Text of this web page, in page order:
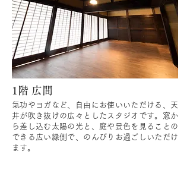
1階 広間
氣功やヨガなど、自由にお使いいただける、天
井が吹き抜けの広々としたスタジオです。窓か
ら差し込む太陽の光と、庭や景色を見ることの
できる広い縁側で、のんびりお過ごしいただけ
ます。